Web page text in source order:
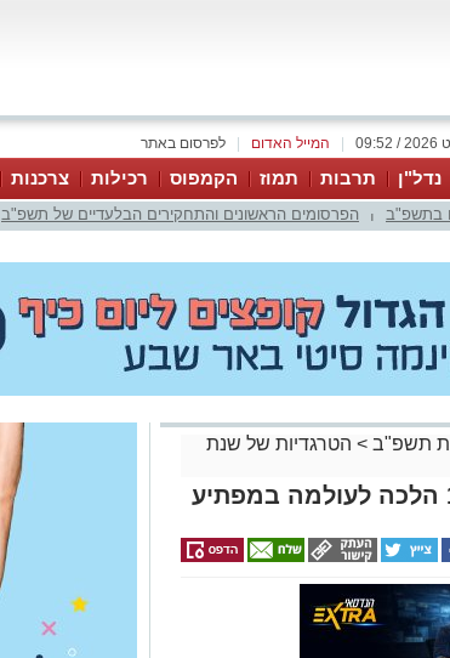
לפרסום באתר המייל האדום
נדל"ן תרבות תמוז הקמפוס רכילות צרכנות
בתשפ"ב הפרסומים הראשונים והתחקירים הבלעדיים של תשפ"ב
תשפ"ב >הטרגדיות של שנת
תושבת ערד כבת 19 - הלכה אמש לעולמה במפתיע. ברגר